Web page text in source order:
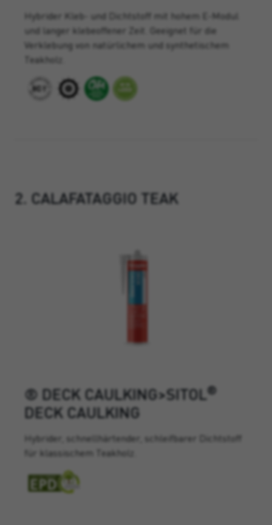
Hybrider Kleb- und Dichtstoff mit hohem E-Modul
und langer klebeoffener Zeit. Geeignet für die
Verklebung von natürlichem und synthetischem
Teakholz.
2. CALAFATAGGIO TEAK
® DECK CAULKING>SITOL®
DECK CAULKING
Hybrider, schnellhärtender, schleifbarer Dichtstoff
für klassischem Teakholz.